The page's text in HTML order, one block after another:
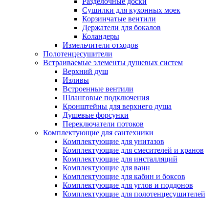
Сушилки для кухонных моек
Корзинчатые вентили
Держатели для бокалов
Коландеры
Измельчители отходов
Полотенцесушители
Встраиваемые элементы душевых систем
Верхний душ
Изливы
Встроенные вентили
Шланговые подключения
Кронштейны для верхнего душа
Душевые форсунки
Переключатели потоков
Комплектующие для сантехники
Комплектующие для унитазов
Комплектующие для смесителей и кранов
Комплектующие для инсталляций
Комплектующие для ванн
Комплектующие для кабин и боксов
Комплектующие для углов и поддонов
Комплектующие для полотенцесушителей